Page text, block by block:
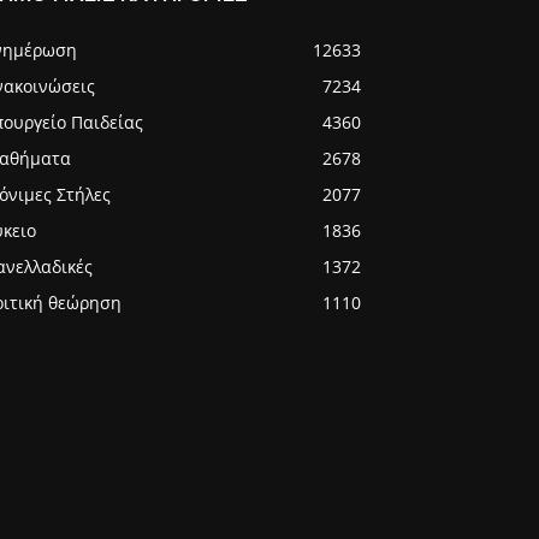
12633
7234
Παιδείας
4360
2678
Στήλες
2077
1836
1372
θεώρηση
1110